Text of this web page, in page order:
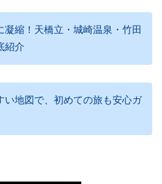
凝縮！天橋立・城崎温泉・竹田
紹介
い地図で、初めての旅も安心ガ